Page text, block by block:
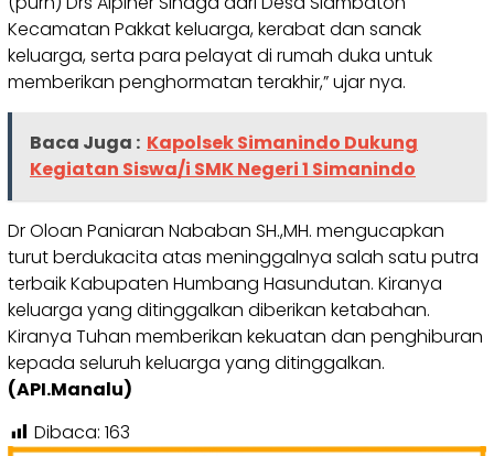
Kecamatan Pakkat keluarga, kerabat dan sanak
keluarga, serta para pelayat di rumah duka untuk
memberikan penghormatan terakhir,” ujar nya.
Baca Juga : Kapolsek Simanindo Dukung
Kegiatan Siswa/i SMK Negeri 1 Simanindo
Dr Oloan Paniaran Nababan SH.,MH. mengucapkan
turut berdukacita atas meninggalnya salah satu putra
terbaik Kabupaten Humbang Hasundutan. Kiranya
keluarga yang ditinggalkan diberikan ketabahan.
Kiranya Tuhan memberikan kekuatan dan penghiburan
kepada seluruh keluarga yang ditinggalkan.
(API.Manalu)
Dibaca: 163